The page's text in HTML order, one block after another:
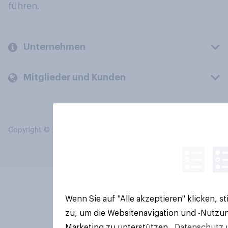
führen.
Unternehmen
Mitglieder und Kunden
Copyright © 2026 YouGov PLC. Alle Rechte vorbehalten.
Wenn Sie auf "Alle akzeptieren" klicken,
zu, um die Websitenavigation und -